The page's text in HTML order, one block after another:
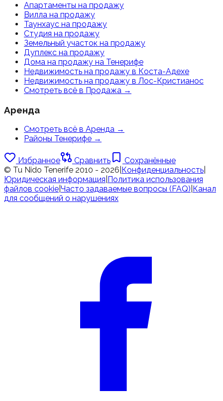
Апартаменты на продажу
Вилла на продажу
Таунхаус на продажу
Студия на продажу
Земельный участок на продажу
Дуплекс на продажу
Дома на продажу на Тенерифе
Недвижимость на продажу в Коста-Адехе
Недвижимость на продажу в Лос-Кристианос
Смотреть всё в Продажа →
Аренда
Смотреть всё в Аренда →
Районы Тенерифе →
Избранное Сравнить
Сохранённые
© Tu Nido Tenerife 2010 - 2026 Конфиденциальность
Юридическая информация Политика использования
файлов cookie Часто задаваемые вопросы (FAQ) Канал
для сообщений о нарушениях